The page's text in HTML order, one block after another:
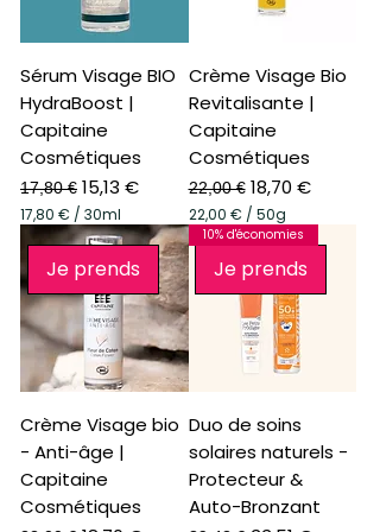
1
5
G
r
m
m
s
Sérum Visage BIO
HydraBoost |
Capitaine
Cosmétiques
Prix original
17,80 € Prix promotionnel
15,13 €
17,80 € / 30ml
,
8
0
a
3
i
l
l
Crème Visage Bio
Revitalisante |
Capitaine
Cosmétiques
Prix original
22,00 € Prix
18,70 €
22,00 € / 50g
2
2
,
0
0
€
p
a
5
G
r
a
m
Je prends
Crème Visage bio
- Anti-âge |
Capitaine
Cosmétiques
Je prends
10% d'économies
Duo de soins
solaires naturels -
Protecteur &
Auto-Bronzant